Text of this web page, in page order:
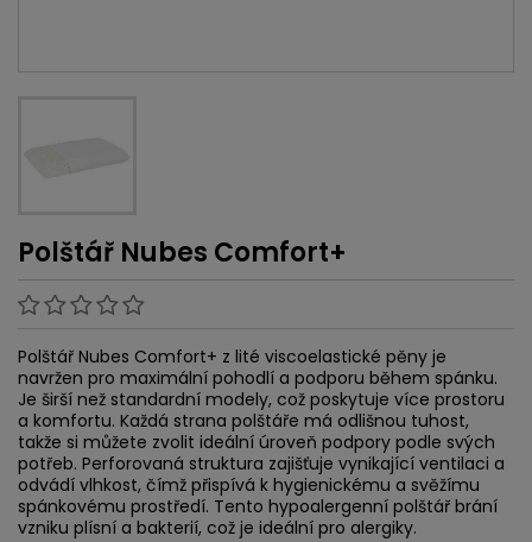
Polštář Nubes Comfort+
Polštář Nubes Comfort+ z lité viscoelastické pěny je
navržen pro maximální pohodlí a podporu během spánku.
Je širší než standardní modely, což poskytuje více prostoru
a komfortu. Každá strana polštáře má odlišnou tuhost,
takže si můžete zvolit ideální úroveň podpory podle svých
potřeb. Perforovaná struktura zajišťuje vynikající ventilaci a
odvádí vlhkost, čímž přispívá k hygienickému a svěžímu
spánkovému prostředí. Tento hypoalergenní polštář brání
vzniku plísní a bakterií, což je ideální pro alergiky.